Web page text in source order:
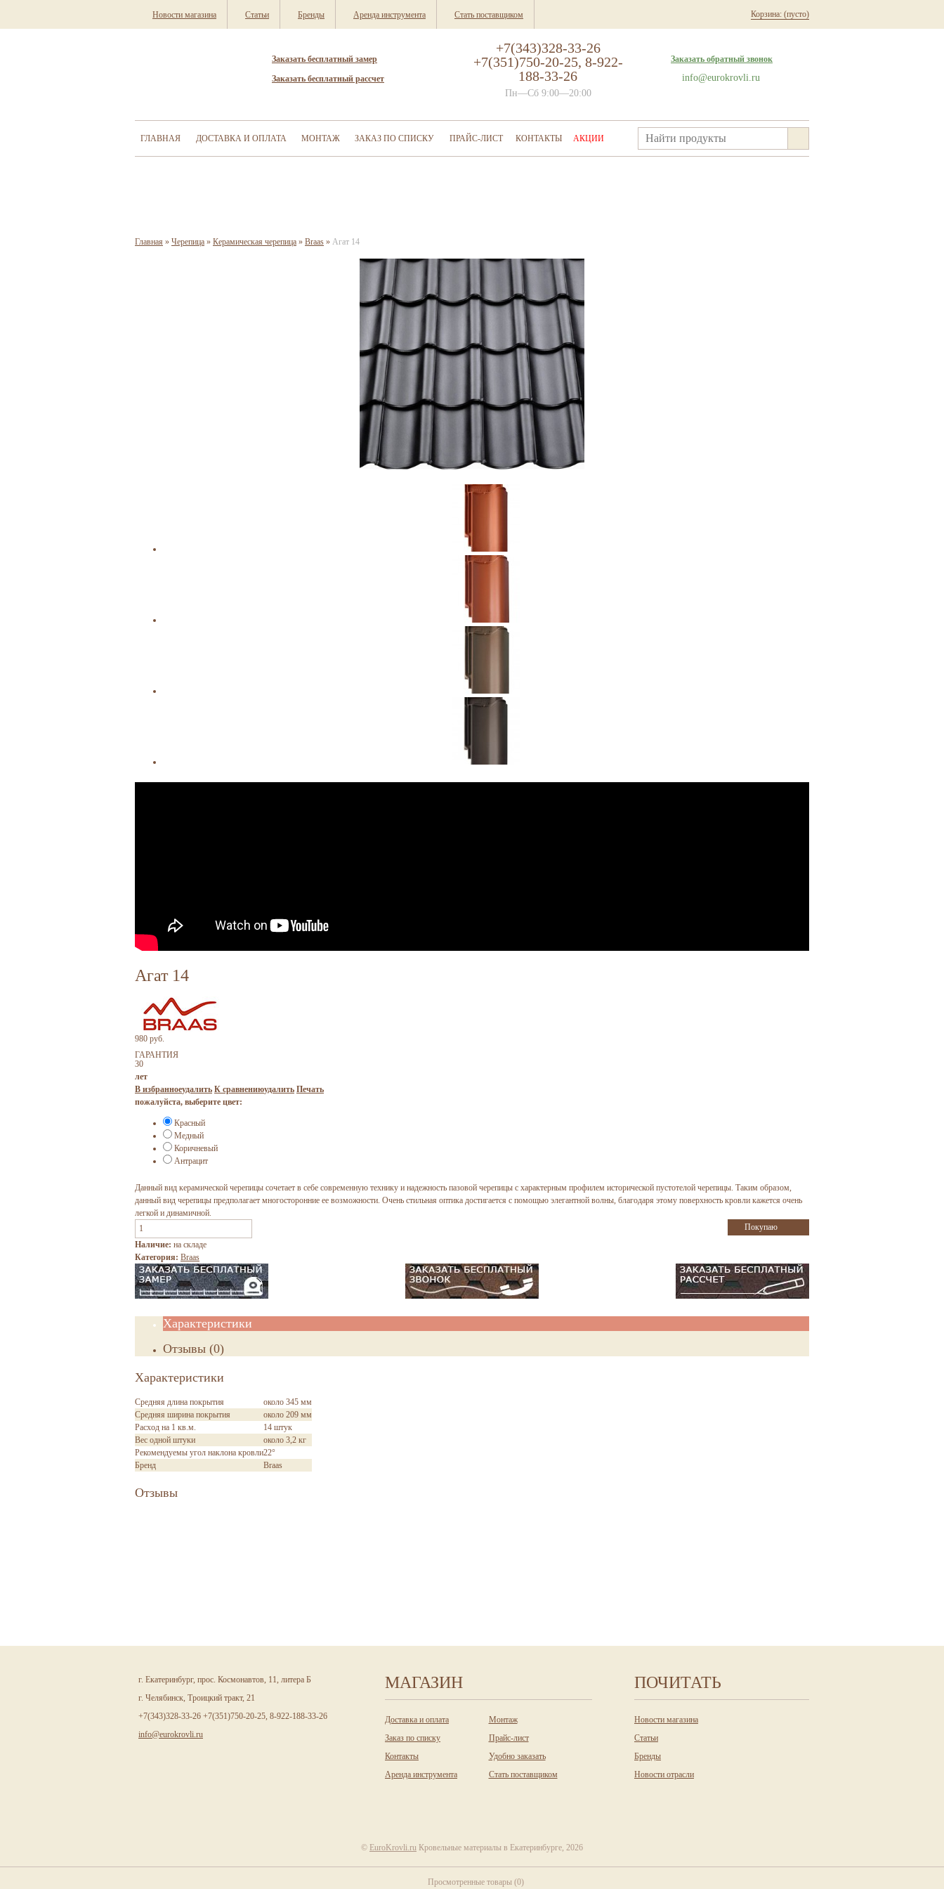
Новости магазина Статьи Бренды Аренда инструмента Стать поставщиком Корзина: (пусто)
Заказать бесплатный замер
Заказать бесплатный рассчет
+7(343)328-33-26
+7(351)750-20-25, 8-922-
188-33-26
Пн—Сб 9:00—20:00
Заказать обратный звонок
info@eurokrovli.ru
ГЛАВНАЯ ДОСТАВКА И ОПЛАТА МОНТАЖ ЗАКАЗ ПО СПИСКУ ПРАЙС-ЛИСТ КОНТАКТЫ АКЦИИ
Главная » Черепица » Керамическая черепица » Braas » Агат 14
Агат 14
980 руб.
ГАРАНТИЯ
30
лет
В избранноеудалить К сравнениюудалить Печать
пожалуйста, выберите цвет:
Красный
Медный
Коричневый
Антрацит
Данный вид керамической черепицы сочетает в себе современную технику и надежность пазовой черепицы с характерным профилем исторической пустотелой черепицы. Таким образом,
данный вид черепицы предполагает многосторонние ее возможности. Очень стильная оптика достигается с помощью элегантной волны, благодаря этому поверхность кровли кажется очень
легкой и динамичной.
Наличие: на складе
Категория: Braas
Характеристики
Отзывы (0)
Характеристики
Средняя длина покрытия
около 345 мм
Средняя ширина покрытия
около 209 мм
Расход на 1 кв.м.
14 штук
Вес одной штуки
около 3,2 кг
Рекомендуемы угол наклона кровли22°
Бренд
Braas
Отзывы
г. Екатеринбург, прос. Космонавтов, 11, литера Б
г. Челябинск, Троицкий тракт, 21
+7(343)328-33-26 +7(351)750-20-25, 8-922-188-33-26
info@eurokrovli.ru
МАГАЗИН
Доставка и оплата
Монтаж
Заказ по списку
Прайс-лист
Контакты
Удобно заказать
Аренда инструмента
Стать поставщиком
ПОЧИТАТЬ
Новости магазина
Статьи
Бренды
Новости отрасли
© EuroKrovli.ru Кровельные материалы в Екатеринбурге, 2026
Просмотренные товары (0)